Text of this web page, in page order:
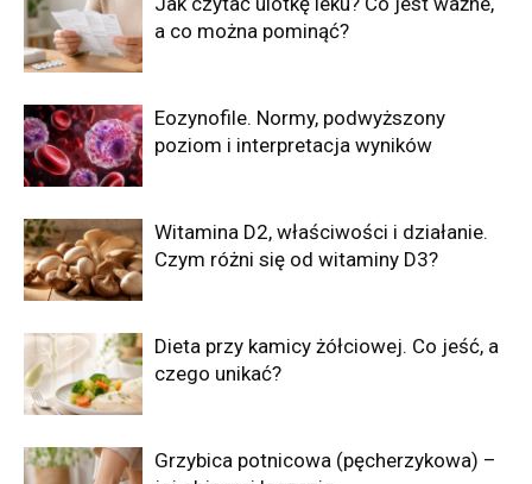
a co można pominąć?
Eozynofile. Normy, podwyższony
poziom i interpretacja wyników
Witamina D2, właściwości i działanie.
Czym różni się od witaminy D3?
Dieta przy kamicy żółciowej. Co jeść, a
czego unikać?
Grzybica potnicowa (pęcherzykowa) –